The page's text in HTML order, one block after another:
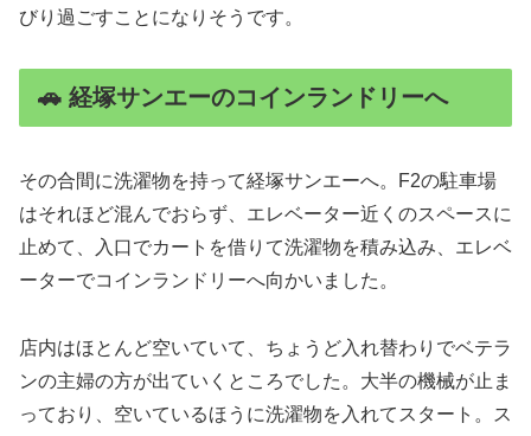
びり過ごすことになりそうです。
🚗 経塚サンエーのコインランドリーへ
その合間に洗濯物を持って経塚サンエーへ。F2の駐車場
はそれほど混んでおらず、エレベーター近くのスペースに
止めて、入口でカートを借りて洗濯物を積み込み、エレベ
ーターでコインランドリーへ向かいました。
店内はほとんど空いていて、ちょうど入れ替わりでベテラ
ンの主婦の方が出ていくところでした。大半の機械が止ま
っており、空いているほうに洗濯物を入れてスタート。ス